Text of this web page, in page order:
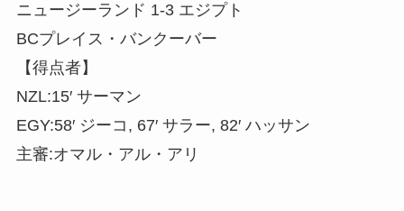
ニュージーランド 1-3 エジプト
BCプレイス・バンクーバー
【得点者】
NZL:15′ サーマン
EGY:58′ ジーコ, 67′ サラー, 82′ ハッサン
主審:オマル・アル・アリ